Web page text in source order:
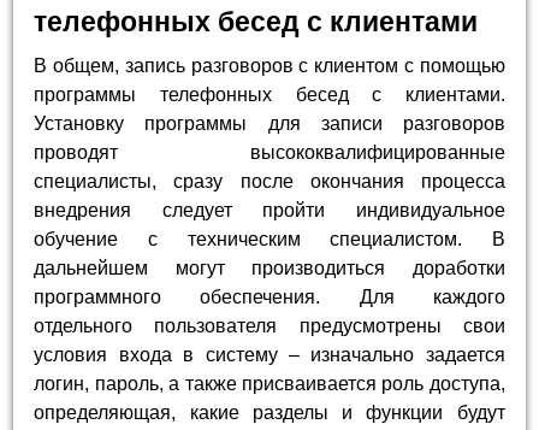
телефонных бесед с клиентами
В общем, запись разговоров с клиентом с помощью
программы телефонных бесед с клиентами.
Установку программы для записи разговоров
проводят высококвалифицированные
специалисты, сразу после окончания процесса
внедрения следует пройти индивидуальное
обучение с техническим специалистом. В
дальнейшем могут производиться доработки
программного обеспечения. Для каждого
отдельного пользователя предусмотрены свои
условия входа в систему – изначально задается
логин, пароль, а также присваивается роль доступа,
определяющая, какие разделы и функции будут